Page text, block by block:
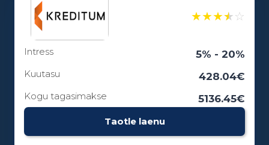
Laenuperiood:
★★★★☆
Intress 5% - 20%
Kuutasu 428.04€
Kogu tagasimakse 5136.45€
Taotle laenu